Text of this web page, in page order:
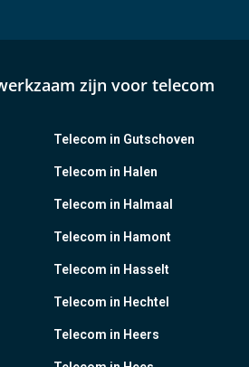
zijn voor telecom
Telecom in Gutschoven
Telecom in Halen
Telecom in Halmaal
Telecom in Hamont
Telecom in Hasselt
Telecom in Hechtel
Telecom in Heers